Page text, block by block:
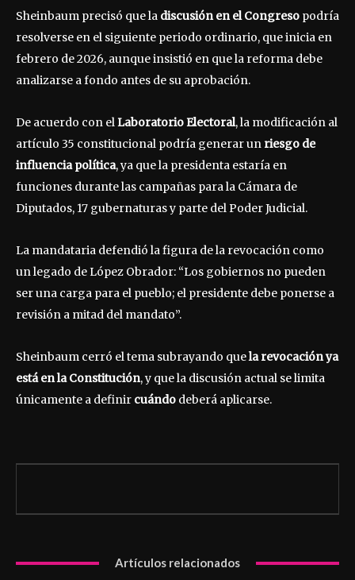
Sheinbaum precisó que la discusión en el Congreso podría
resolverse en el siguiente periodo ordinario, que inicia en
febrero de 2026, aunque insistió en que la reforma debe
analizarse a fondo antes de su aprobación.
De acuerdo con elLaboratorio Electoral, la modificación al
artículo 35 constitucional podría generar un riesgo de
influencia política, ya que la presidenta estaría en
funciones durante las campañas para la Cámara de
Diputados, 17 gubernaturas y parte del Poder Judicial.
La mandataria defendió la figura de la revocación como
un legado de López Obrador: “Los gobiernos no pueden
ser una carga para el pueblo; el presidente debe ponerse a
revisión a mitad del mandato”.
Sheinbaum cerró el tema subrayando quela revocación ya
está en la Constitución, y que la discusión actual se limita
únicamente a definir cuándo deberá aplicarse.
Artículos relacionados